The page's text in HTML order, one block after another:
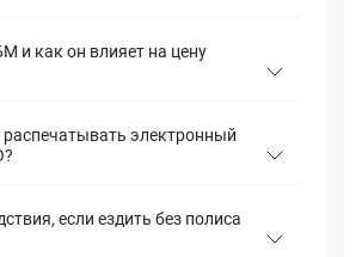
и как он влияет на цену
распечатывать электронный
если ездить без полиса